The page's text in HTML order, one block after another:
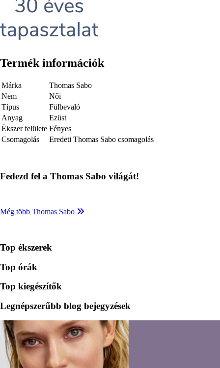
Termék információk
Márka
Thomas Sabo
Nem
Női
Típus
Fülbevaló
Anyag
Ezüst
Ékszer felülete Fényes
Csomagolás
Eredeti Thomas Sabo csomagolás
Fedezd fel a Thomas Sabo világát!
Még több Thomas Sabo
Top ékszerek
Top órák
Top kiegészítők
Legnépszerűbb blog bejegyzések